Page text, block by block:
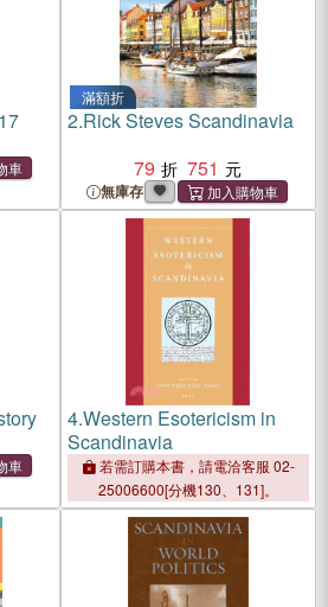
滿額折
2.Rick Steves Scandinavia
79
751
無庫存
4.Western Esotericism in
Scandinavia
若需訂購本書，請電洽客服 02-
25006600[分機130、131]。